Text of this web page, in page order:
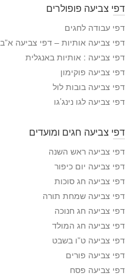
י
ה
צ
י
ע
ה
דפי צביעה פופולרים
דפי עבודה לחגים
דפי צביעה אותיות – דפי צביעה א”ב
דפי צביעה : אותיות באנגלית
דפי צביעה פוקימון
דפי צביעה בובות לול
דפי צביעה לגו נינג’גו
דפי צביעה חגים ומועדים
דפי צביעה ראש השנה
דפי צביעה יום כיפור
דפי צביעה חג סוכות
דפי צביעה שמחת תורה
דפי צביעה חג חנוכה
דפי צביעה חג המולד
דפי צביעה ט”ו בשבט
דפי צביעה פורים
דפי צביעה פסח